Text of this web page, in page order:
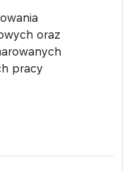
oraz
pracy